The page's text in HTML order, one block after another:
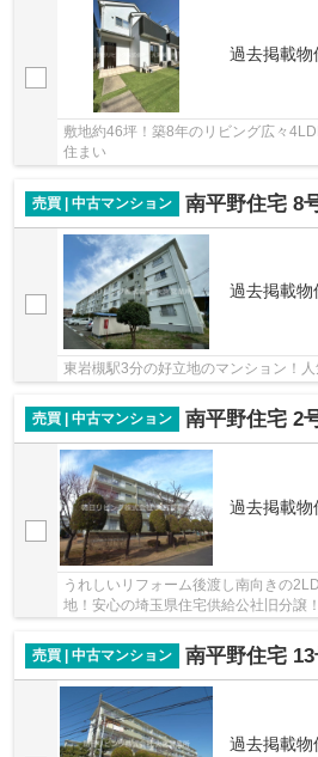
過去掲載物
敷地約46坪！築8年のリビング広々
住まい
売買 | 中古マンション 南平野住宅 8
過去掲載物
東岩槻駅3分の好立地のマンション！
売買 | 中古マンション 南平野住宅 2
過去掲載物
うれしいリフォーム後渡し南向きの
地！安心の埼玉県住宅供給公社旧分譲！
売買 | 中古マンション 南平野住宅
過去掲載物